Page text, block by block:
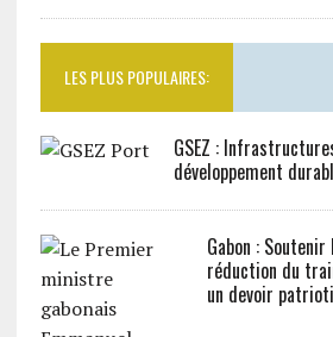
LES PLUS POPULAIRES:
GSEZ :
développement
Gabon :
réduction du
un devoir